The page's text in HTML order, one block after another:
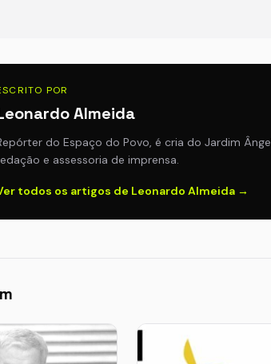
POR
Almeida
do Espaço do Povo, é cria do Jardim
e assessoria de imprensa.
todos os artigos de Leonardo Almeida →